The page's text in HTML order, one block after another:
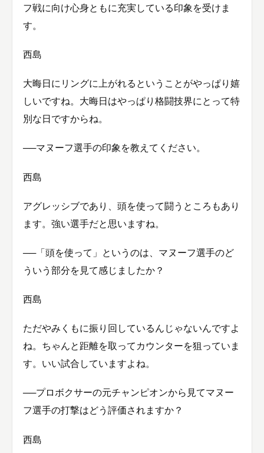
フ戦に向け心身ともに充実している印象を受けま
す。
西島
大晦日にリングに上がれるということがやっぱり嬉
しいですね。大晦日はやっぱり格闘技界にとって特
別な日ですからね。
──マヌーフ選手の印象を教えてください。
西島
アグレッシブであり、頭を使って闘うところもあり
ます。強い選手だと思いますね。
──「頭を使って」というのは、マヌーフ選手のど
ういう部分を見て感じましたか？
西島
ただやみくもに振り回しているんじゃないんですよ
ね。ちゃんと距離を取ってカウンターを狙っていま
す。いい試合していますよね。
──プロボクサーの元チャンピオンから見てマヌー
フ選手の打撃はどう評価されますか？
西島